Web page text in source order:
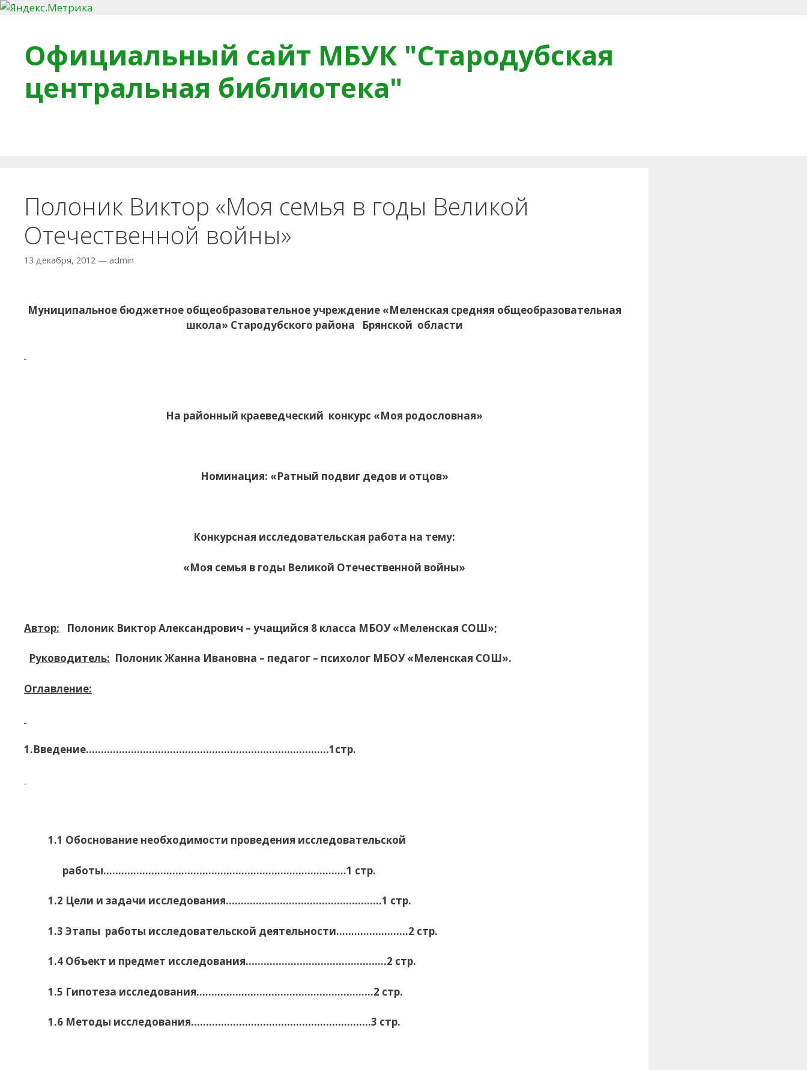
Официальный сайт МБУК "Стародубская
центральная библиотека"
Полоник Виктор «Моя семья в годы Великой
Отечественной войны»
13 декабря, 2012 — admin
Муниципальное бюджетное общеобразовательное учреждение «Меленская средняя общеобразовательная
школа» Стародубского района Брянской области
На районный краеведческий конкурс «Моя родословная»
Номинация: «Ратный подвиг дедов и отцов»
Конкурсная исследовательская работа на тему:
«Моя семья в годы Великой Отечественной войны»
Автор: Полоник Виктор Александрович – учащийся 8 класса МБОУ «Меленская СОШ»;
Руководитель: Полоник Жанна Ивановна – педагог – психолог МБОУ «Меленская СОШ».
Оглавление:
1.Введение………………………………………………………………………1стр.
1.1 Обоснование необходимости проведения исследовательской
работы………………………………………………………………………1 стр.
1.2 Цели и задачи исследования…………………………………………….1 стр.
1.3 Этапы работы исследовательской деятельности……………………2 стр.
1.4 Объект и предмет исследования………………………………………..2 стр.
1.5 Гипотеза исследования…………………………………………………..2 стр.
1.6 Методы исследования……………………………………………………3 стр.